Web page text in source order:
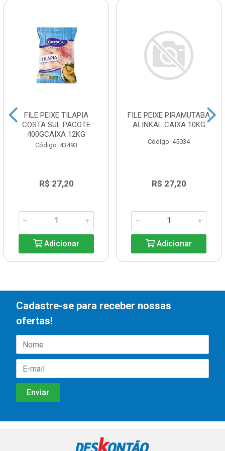
FILE PEIXE TILAPIA
COSTA SUL PACOTE
400GCAIXA 12KG
Código: 43493
R$ 27,20
Adicionar
FILE PEIXE PIRAMUTABA
ALINKAL CAIXA 10KG
Código: 45034
R$ 27,20
Adicionar
Cadastre-se para receber nossas
ofertas!